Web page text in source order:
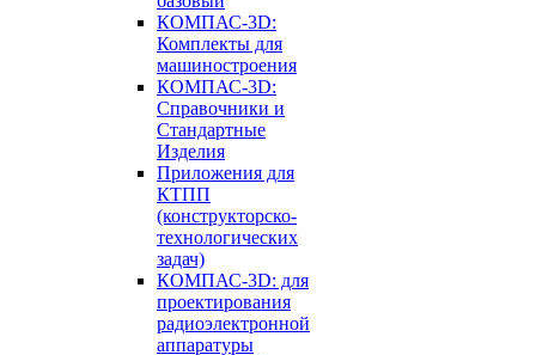
КОМПАС-3D:
Комплекты для
машиностроения
КОМПАС-3D:
Справочники и
Стандартные
Изделия
Приложения для
КТПП
(конструкторско-
технологических
задач)
КОМПАС-3D: для
проектирования
радиоэлектронной
аппаратуры